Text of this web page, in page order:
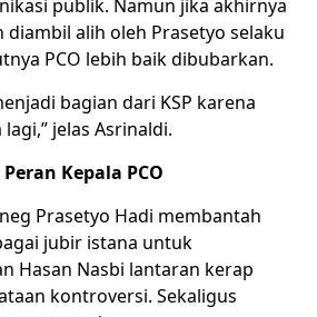
publik. Namun jika akhirnya
diambil alih oleh Prasetyo selaku
PCO lebih baik dibubarkan.
bagian dari KSP karena
jelas Asrinaldi.
Kepala PCO
Prasetyo Hadi membantah
jubir istana untuk
Hasan Nasbi lantaran kerap
kontroversi. Sekaligus